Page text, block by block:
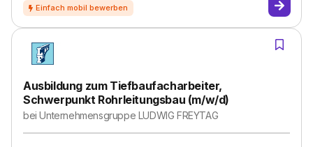
Ausbildung zum Tiefbaufacharbeiter,
Schwerpunkt Rohrleitungsbau (m/w/d)
beiUnternehmensgruppe LUDWIG FREYTAG